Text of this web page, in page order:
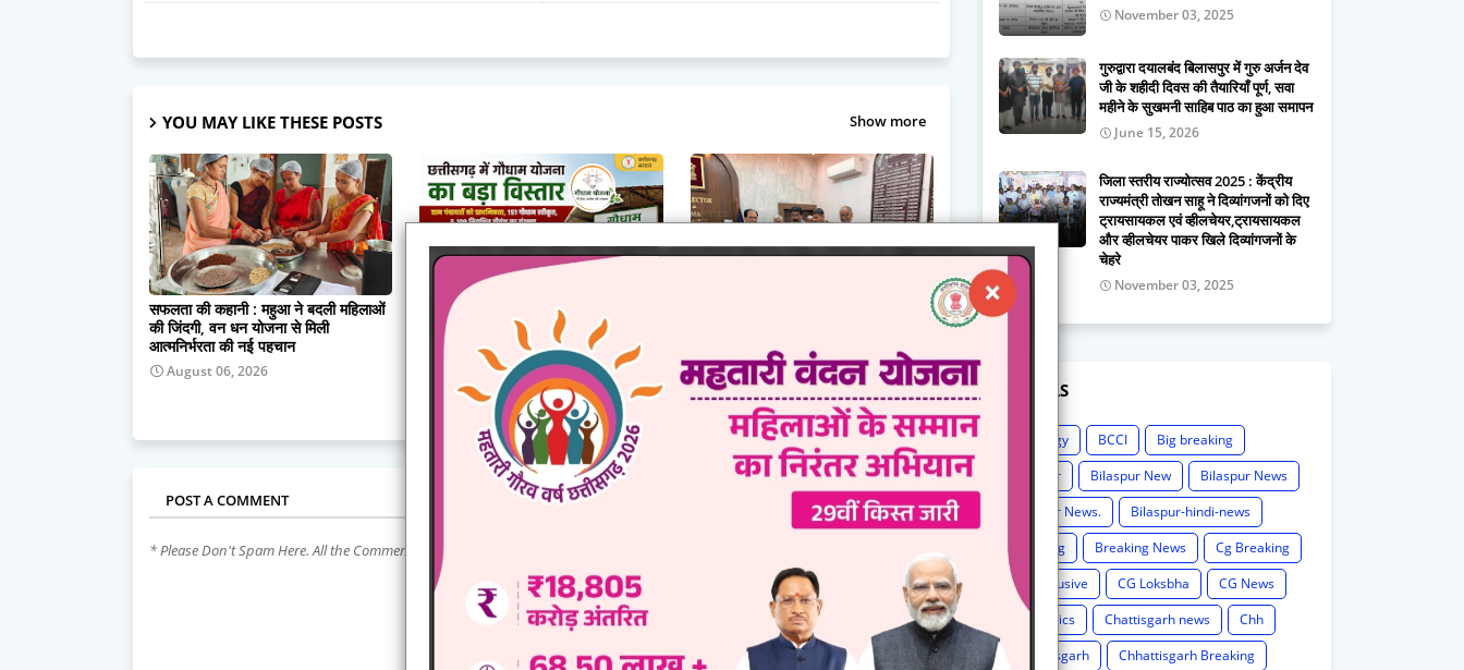
YOU MAY LIKE THESE POSTS Show more
सफलता की कहानी : महुआ ने बदली महिलाओं
की जिंदगी, वन धन योजना से मिली
आत्मनिर्भरता की नई पहचान
August 06, 2026
बिहान बनी बदलाव की बयार: मजदूरी से
आत्मनिर्भरता की राह पर नारायणपुर की जेलो
बाई, हर माह कमा रहीं 30 हजार रुपये,मजदूरी
से किराना और मत्स्य पालन तक का
प्रेरणादायक सफर
August 03, 2026
से टैक्स वसूली रोकने की मांग, शिक्षा के प्रसार
में बाधा बताया
July 30, 2026
POST A COMMENT 0 Comments
* Please Don't Spam Here. All the Comments are Reviewed by Admin.
November 03, 2025
गुरुद्वारा दयालबंद बिलासपुर में गुरु अर्जन देव
जी के शहीदी दिवस की तैयारियाँ पूर्ण, सवा
महीने के सुखमनी साहिब पाठ का हुआ समापन
June 15, 2026
जिला स्तरीय राज्योत्सव 2025 : केंद्रीय
राज्यमंत्री तोखन साहू ने दिव्यांगजनों को दिए
ट्रायसायकल एवं व्हीलचेयर,ट्रायसायकल
और व्हीलचेयर पाकर खिले दिव्यांगजनों के
चेहरे
November 03, 2025
LABELS
Astrology BCCI
Big breaking
Bilaspur
Bilaspur New
Bilaspur News
Bilaspur News.
Bilaspur-hindi-news
Breaking
Breaking News
Cg Breaking
CG exclusive
CG Loksbha
CG News
CG politics
Chattisgarh news
Chh
Chhattisgarh
Chhattisgarh Breaking